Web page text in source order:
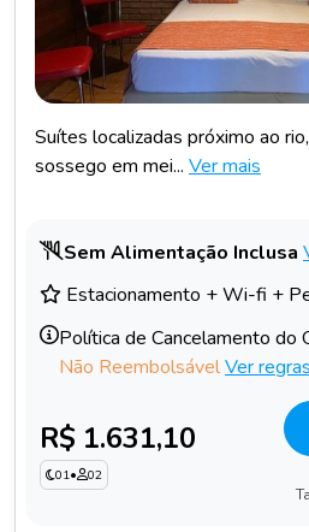
Suítes localizadas próximo ao
sossego em mei... Ver mais
Sem Alimentação Inclusa
Estacionamento + Wi-fi +
Política de Cancelamento do
Não ReembolsávelVer regras
R$ 1.631,10
01• 02